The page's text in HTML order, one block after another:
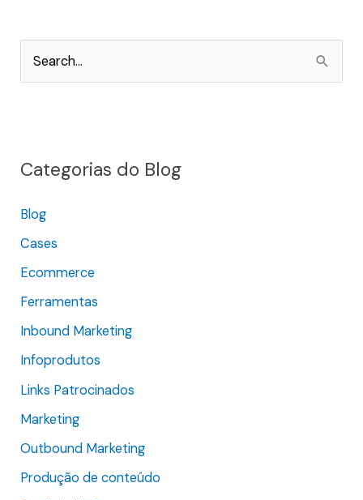
u
s
a
r
p
o
Categorias do Blog
Blog
Cases
Ecommerce
Ferramentas
Inbound Marketing
Infoprodutos
Links Patrocinados
Marketing
Outbound Marketing
Produção de conteúdo